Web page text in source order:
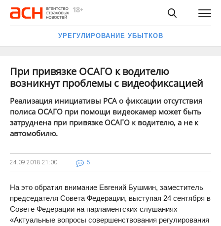
УРЕГУЛИРОВАНИЕ УБЫТКОВ
При привязке ОСАГО к водителю
возникнут проблемы с видеофиксацией
Реализация инициативы РСА о фиксации отсутствия
полиса ОСАГО при помощи видеокамер может быть
затруднена при привязке ОСАГО к водителю, а не к
автомобилю.
24.09.2018 21:00 5
На это обратил внимание Евгений Бушмин, заместитель
председателя Совета Федерации, выступая 24 сентября в
Совете Федерации на парламентских слушаниях
«Актуальные вопросы совершенствования регулирования